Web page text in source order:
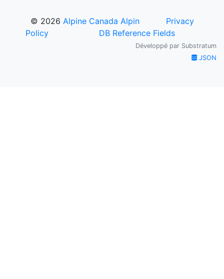
© 2026 Alpine Canada Alpin
Privacy
Policy
DB Reference Fields
Développé par Substratum
JSON